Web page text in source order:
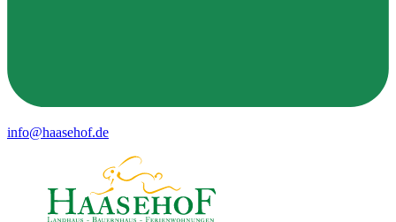
info@haasehof.de